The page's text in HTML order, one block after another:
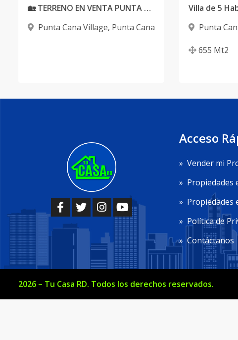
🏡 TERRENO EN VENTA PUNTA CANA VILLAGE WEST
Punta Cana Village, Punta Cana
Punta
655 Mt2
Acceso
» Vender mi
» Propiedades
» Propiedades
» Política de
» Contáctanos
2026 – Tu Casa RD. Todos los derechos reservados.